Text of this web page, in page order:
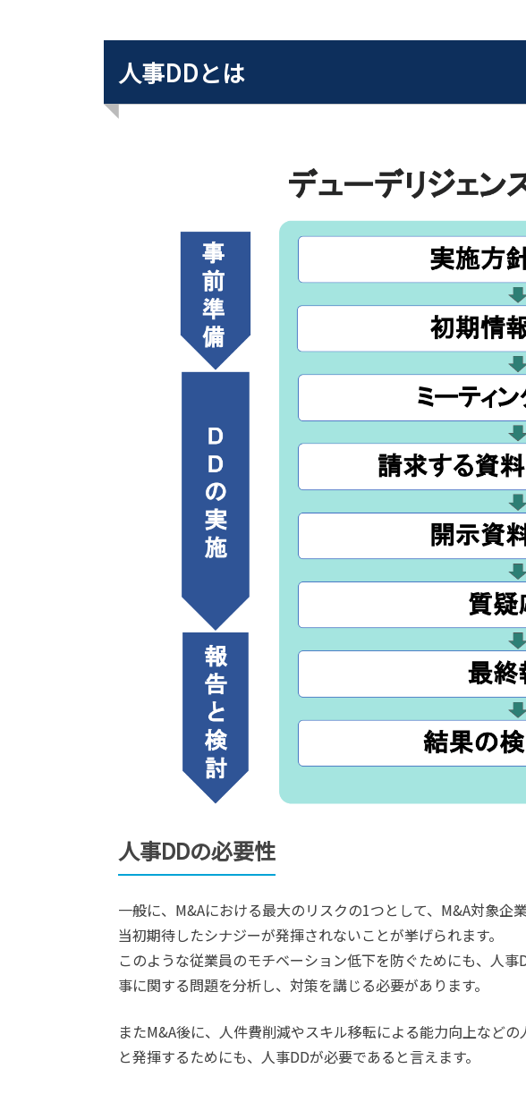
人事DDとは
人事DDの必要性
一般に、M&Aにおける最大のリスクの1つとして、M&A対象企
当初期待したシナジーが発揮されないことが挙げられます。
このような従業員のモチベーション低下を防ぐためにも、人事
事に関する問題を分析し、対策を講じる必要があります。
またM&A後に、人件費削減やスキル移転による能力向上など
と発揮するためにも、人事DDが必要であると言えます。‬‬‬‬